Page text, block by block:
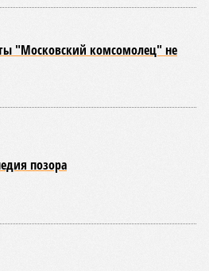
опубликованном в NPJ
института науки и
биологических наук
бы этот срок мог быть, если
признаки старения, в том
на многомиллионную
York Post (почему, кстати, New
издания?), получилось, что
бы 1759 лет, а максимальным –
единственному человеку
несколько концов света,
десятка-другого